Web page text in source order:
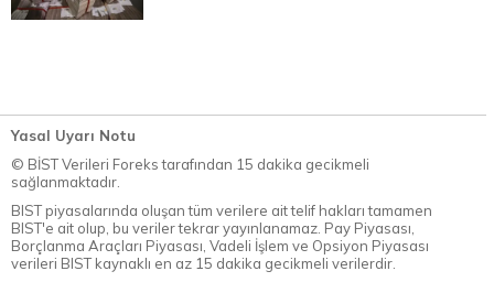
Yasal Uyarı Notu
© BİST Verileri Foreks tarafından 15 dakika gecikmeli
sağlanmaktadır.
BIST piyasalarında oluşan tüm verilere ait telif hakları tamamen
BIST'e ait olup, bu veriler tekrar yayınlanamaz. Pay Piyasası,
Borçlanma Araçları Piyasası, Vadeli İşlem ve Opsiyon Piyasası
verileri BIST kaynaklı en az 15 dakika gecikmeli verilerdir.